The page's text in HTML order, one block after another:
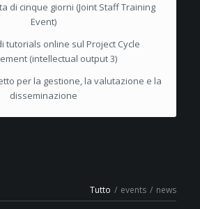
di cinque giorni (Joint Staff Training
Event)
tutorials online sul Project Cycle
(intellectual output 3)
per la gestione, la valutazione e la
disseminazione
Tutto / events / news